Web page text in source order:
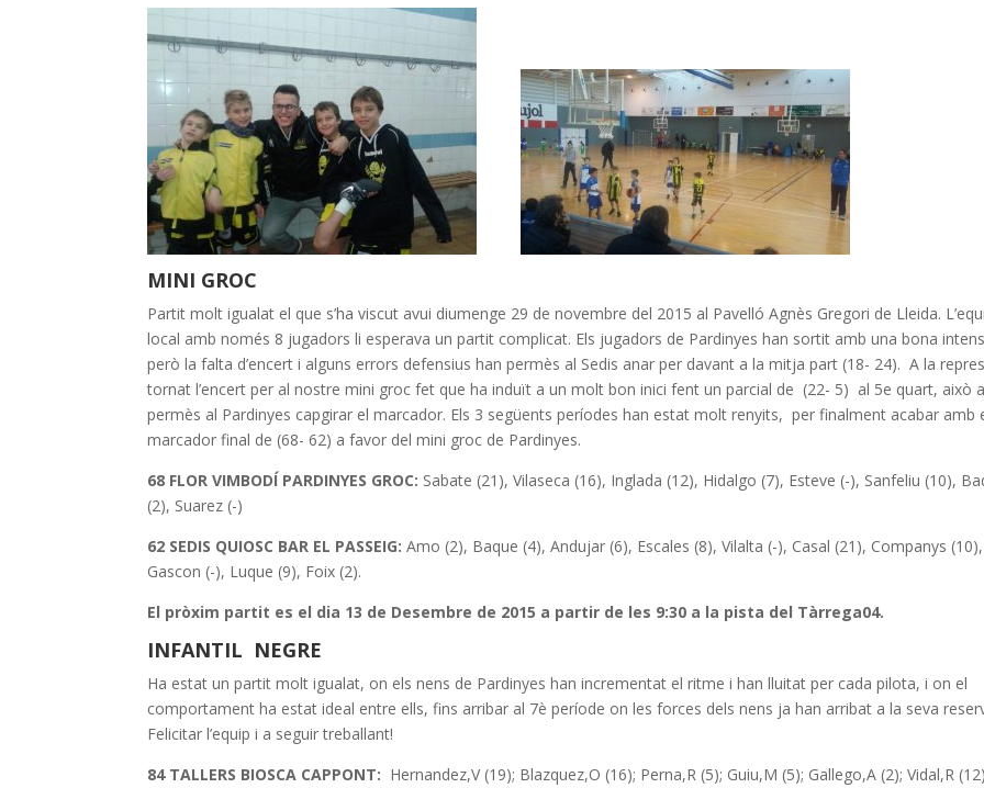
MINI GROC
Partit molt igualat el que s’ha viscut avui diumenge 29 de novembre del 2015 al Pavelló Agnès Gregori de Lleida.
local amb només 8 jugadors li esperava un partit complicat. Els jugadors de Pardinyes han sortit amb una bona
però la falta d’encert i alguns errors defensius han permès al Sedis anar per davant a la mitja part (18- 24). A la
tornat l’encert per al nostre mini groc fet que ha induït a un molt bon inici fent un parcial de (22- 5) al 5e quart, això a
permès al Pardinyes capgirar el marcador. Els 3 següents períodes han estat molt renyits, per finalment acabar amb
marcador final de (68- 62) a favor del mini groc de Pardinyes.
68 FLOR VIMBODÍ PARDINYES GROC: Sabate (21), Vilaseca (16), Inglada (12), Hidalgo (7), Esteve (-), Sanfeliu (10),
(2), Suarez (-)
62 SEDIS QUIOSC BAR EL PASSEIG: Amo (2), Baque (4), Andujar (6), Escales (8), Vilalta (-), Casal (21), Companys (10),
Gascon (-), Luque (9), Foix (2).
El pròxim partit es el dia 13 de Desembre de 2015 a partir de les 9:30 a la pista del Tàrrega04.
INFANTIL NEGRE
Ha estat un partit molt igualat, on els nens de Pardinyes han incrementat el ritme i han lluitat per cada pilota, i on el
comportament ha estat ideal entre ells, fins arribar al 7è període on les forces dels nens ja han arribat a la seva
Felicitar l’equip i a seguir treballant!
84 TALLERS BIOSCA CAPPONT: Hernandez,V (19); Blazquez,O (16); Perna,R (5); Guiu,M (5); Gallego,A (2); Vidal,R